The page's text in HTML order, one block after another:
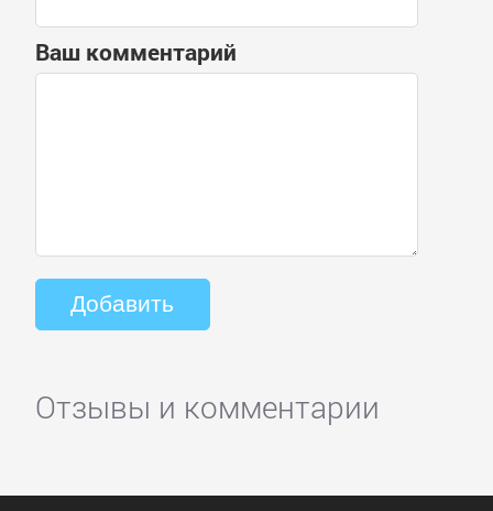
Ваш комментарий
Отзывы и комментарии